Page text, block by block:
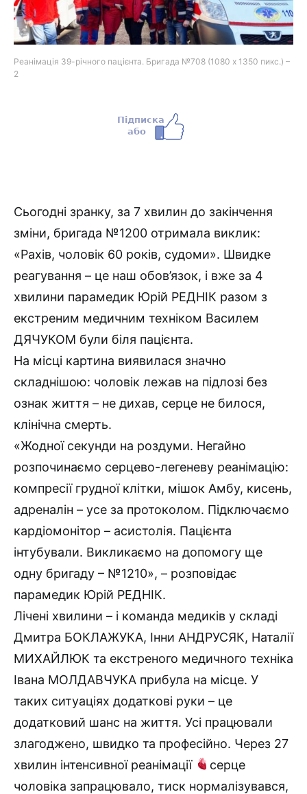
Реанімація 39-річного пацієнта. Бригада №708 (1080 x 1350 пикс.) –
2
Сьогодні зранку, за 7 хвилин до закінчення
зміни, бригада №1200 отримала виклик:
«Рахів, чоловік 60 років, судоми». Швидке
реагування – це наш обов’язок, і вже за 4
хвилини парамедик Юрій РЕДНІК разом з
екстреним медичним техніком Василем
ДЯЧУКОМ були біля пацієнта.
На місці картина виявилася значно
складнішою: чоловік лежав на підлозі без
ознак життя – не дихав, серце не билося,
клінічна смерть.
«Жодної секунди на роздуми. Негайно
розпочинаємо серцево-легеневу реанімацію:
компресії грудної клітки, мішок Амбу, кисень,
адреналін – усе за протоколом. Підключаємо
кардіомонітор – асистолія. Пацієнта
інтубували. Викликаємо на допомогу ще
одну бригаду – №1210», – розповідає
парамедик Юрій РЕДНІК.
Лічені хвилини – і команда медиків у складі
Дмитра БОКЛАЖУКА, Інни АНДРУСЯК, Наталії
МИХАЙЛЮК та екстреного медичного техніка
Івана МОЛДАВЧУКА прибула на місце. У
таких ситуаціях додаткові руки – це
додатковий шанс на життя. Усі працювали
злагоджено, швидко та професійно. Через 27
хвилин інтенсивної реанімації
серце
чоловіка запрацювало, тиск нормалізувався,